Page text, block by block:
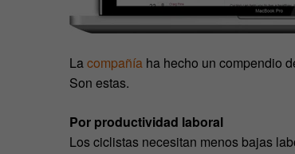
La compañía ha hecho un compendio
Son estas.
Por productividad laboral
Los ciclistas necesitan menos bajas